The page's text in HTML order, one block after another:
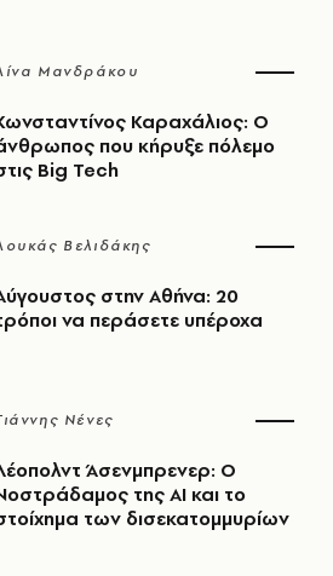
Μανδράκου
Καραχάλιος: Ο
που κήρυξε πόλεμο
Big Tech
Βελιδάκης
στην Αθήνα: 20
να περάσετε υπέροχα
Νένες
Άσενμπρενερ: Ο
της AI και το
των δισεκατομμυρίων